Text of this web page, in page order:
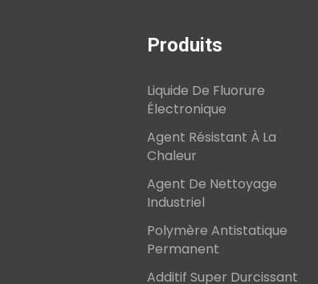
Produits
Liquide De Fluorure
Électronique
Agent Résistant À La
Chaleur
Agent De Nettoyage
Industriel
Polymère Antistatique
Permanent
Additif Super Durcissant